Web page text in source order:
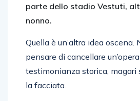
parte dello stadio Vestuti,
nonno.
Quella è un’altra idea oscena.
pensare di cancellare
testimonianza storica, magari
la facciata.